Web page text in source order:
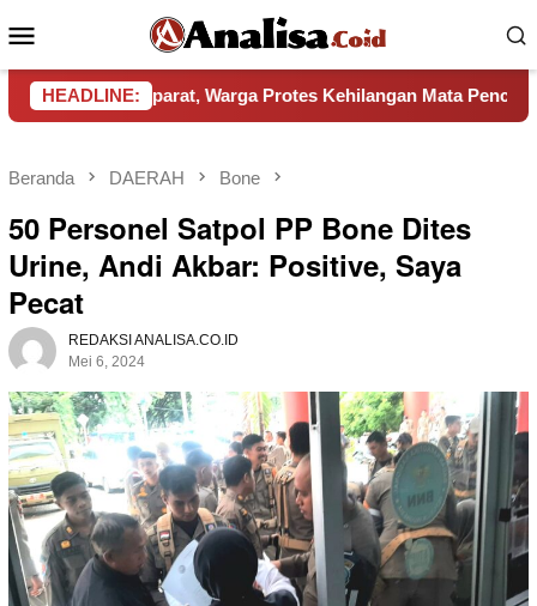
ke
kontenMobile
HEADLINE:
Aparat, Warga Protes Kehilangan Mata Pencaharian
Beranda DAERAH Bone
50 Personel Satpol PP Bone Dites
Urine, Andi Akbar: Positive, Saya
Pecat
REDAKSI ANALISA.CO.ID
Mei 6, 2024